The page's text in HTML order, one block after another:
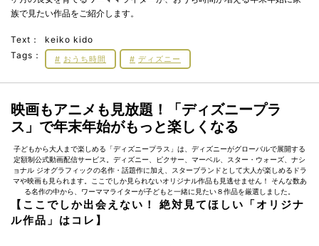
族で見たい作品をご紹介します。
Text：
keiko kido
Tags：
おうち時間 ディズニー
映画もアニメも見放題！「ディズニープラ
ス」で年末年始がもっと楽しくなる
子どもから大人まで楽しめる「ディズニープラス」は、ディズニーがグローバルで展開する
定額制公式動画配信サービス。ディズニー、ピクサー、マーベル、スター・ウォーズ、ナシ
ョナル ジオグラフィックの名作・話題作に加え、スターブランドとして大人が楽しめるドラ
マや映画も見られます。ここでしか見られないオリジナル作品も見逃せません！ そんな数あ
る名作の中から、ワーママライターが子どもと一緒に見たい８作品を厳選しました。
【ここでしか出会えない！ 絶対見てほしい「オリジナ
ル作品」はコレ】